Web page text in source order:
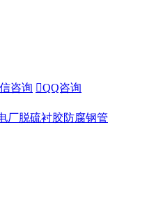
咨询 QQ咨询
厂脱硫衬胶防腐钢管